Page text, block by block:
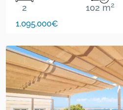
2 102 m2
1.095.000€